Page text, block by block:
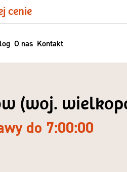
cenie
O nas Kontakt
(woj.
do 7:00:00